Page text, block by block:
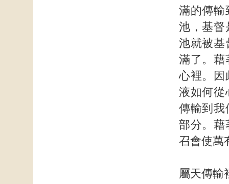
滿的傳輸
池，基督
池就被基
滿了。藉
心裡。因
液如何從
傳輸到我
部分。藉
召會使萬
屬天傳輸